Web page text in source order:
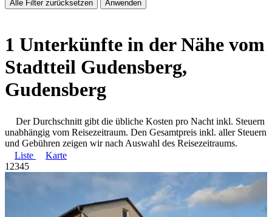
Alle Filter zurücksetzen
Anwenden
1 Unterkünfte in der Nähe vom
Stadtteil Gudensberg,
Gudensberg
Der Durchschnitt gibt die übliche Kosten pro Nacht inkl. Steuern
unabhängig vom Reisezeitraum. Den Gesamtpreis inkl. aller Steuern
und Gebühren zeigen wir nach Auswahl des Reisezeitraums.
Liste
Karte
1 2345